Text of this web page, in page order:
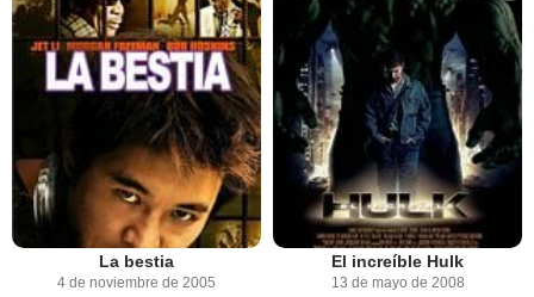
La bestia
4 de noviembre de 2005
El increíble Hulk
13 de mayo de 2008